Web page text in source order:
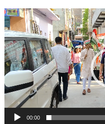
Video
Player
00:00